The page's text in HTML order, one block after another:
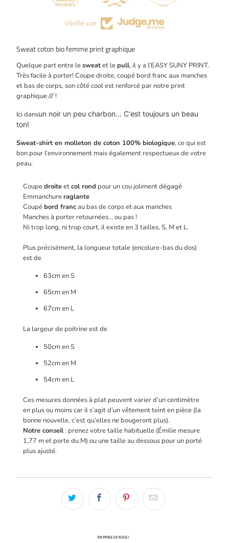
Vérifié par
Sweat coton bio femme print graphique
Quelque part entre lesweatet lepull, il y a l’EASY SUNY PRINT.
Très facile à porter! Coupe droite, coupé bord franc aux manches
et bas de corps, son côté cool est renforcé par notre print
graphique /// !
Ici dansun noir un peu charbon... C'est toujours un beau
ton!
Sweat-shirt en molleton de coton 100% biologique, ce qui est
bon pour l’environnement mais également respectueux de votre
peau.
Coupedroiteetcol rond pour un cou joliment dégagé
Emmanchureraglante
Coupébord francau bas de corps et aux manches
Manches à porter retournées… ou pas !
Ni trop long, ni trop court, il existe en 3 tailles, S, M et L.
Plus précisément, la longueur totale (encolure-bas du dos)
est de
63cm en S
65cm en M
67cm en L
La largeur de poitrine est de
50cm en S
52cm en M
54cm en L
Ces mesures données à plat peuvent varier d’un centimètre
en plus ou moins car il s’agit d’un vêtement teint en pièce (la
bonne nouvelle, c’est qu’elles ne bougeront plus).
Notre conseil: prenez votre taille habituelle (Émilie mesure
1,77 m et porte du M) ou une taille au dessous pour un porté
plus ajusté.